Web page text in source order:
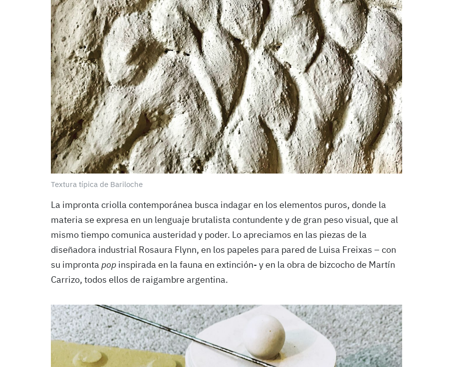
Textura típica de Bariloche
La impronta criolla contemporánea busca indagar en los elementos puros, donde la
materia se expresa en un lenguaje brutalista contundente y de gran peso visual, que al
mismo tiempo comunica austeridad y poder. Lo apreciamos en las piezas de la
diseñadora industrial Rosaura Flynn, en los papeles para pared de Luisa Freixas – con
su impronta pop inspirada en la fauna en extinción- y en la obra de bizcocho de Martín
Carrizo, todos ellos de raigambre argentina.